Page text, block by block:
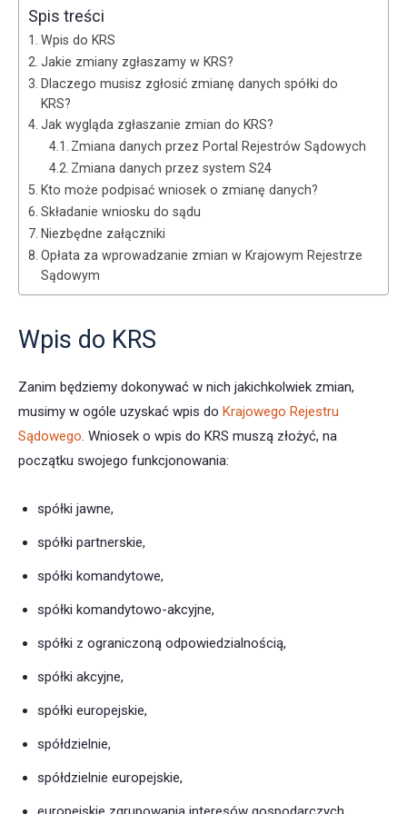
Spis treści
Wpis do KRS
Jakie zmiany zgłaszamy w KRS?
Dlaczego musisz zgłosić zmianę danych spółki do
KRS?
Jak wygląda zgłaszanie zmian do KRS?
Zmiana danych przez Portal Rejestrów Sądowych
Zmiana danych przez system S24
Kto może podpisać wniosek o zmianę danych?
Składanie wniosku do sądu
Niezbędne załączniki
Opłata za wprowadzanie zmian w Krajowym Rejestrze
Sądowym
Wpis do KRS
Zanim będziemy dokonywać w nich jakichkolwiek zmian,
musimy w ogóle uzyskać wpis do Krajowego Rejestru
Sądowego. Wniosek o wpis do KRS muszą złożyć, na
początku swojego funkcjonowania:
spółki jawne,
spółki partnerskie,
spółki komandytowe,
spółki komandytowo-akcyjne,
spółki z ograniczoną odpowiedzialnością,
spółki akcyjne,
spółki europejskie,
spółdzielnie,
spółdzielnie europejskie,